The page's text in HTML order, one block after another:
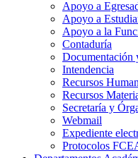
Apoyo a
Apoyo a
Apoyo a la
Contaduría
Documentación
Intendencia
Recursos
Recursos
Secretaría y
Webmail
Expediente
Protocolos